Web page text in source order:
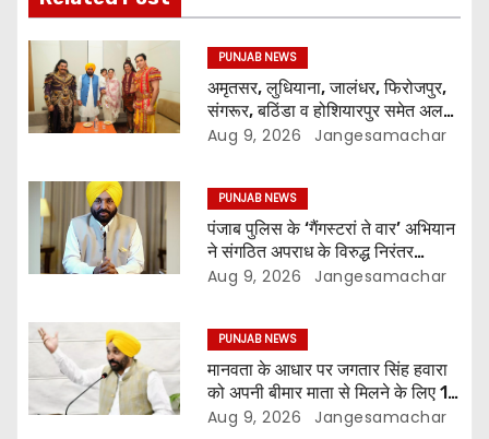
PUNJAB NEWS
अमृतसर, लुधियाना, जालंधर, फिरोजपुर,
संगरूर, बठिंडा व होशियारपुर समेत अलग-
अलग स्थानों पर ये शो होगा- भगवंत सिंह
Aug 9, 2026 Jangesamachar
PUNJAB NEWS
पंजाब पुलिस के ‘गैंगस्टरां ते वार’ अभियान
ने संगठित अपराध के विरुद्ध निरंतर
कार्रवाई के 200 दिन पूरे किए ; 1.09
Aug 9, 2026 Jangesamachar
PUNJAB NEWS
मानवता के आधार पर जगतार सिंह हवारा
को अपनी बीमार माता से मिलने के लिए 10
दिन की पैरोल दी जानी चाहिए- मुख्यमंत्री
Aug 9, 2026 Jangesamachar